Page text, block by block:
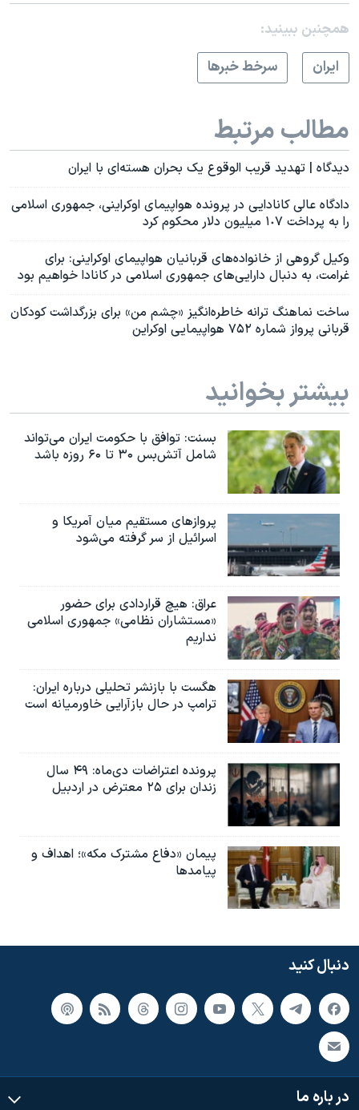
همچنبن ببینید:
ايران
سرخط خبرها
مطالب مرتبط
دیدگاه | تهدید قریب الوقوع یک بحران هسته‌ای با ایران
دادگاه عالی کانادایی در پرونده هواپیمای اوکراینی،‌ جمهوری اسلامی
را به پرداخت ١٠٧ میلیون دلار محکوم کرد
وکیل گروهی از خانواده‌های قربانیان هواپیمای اوکراینی: برای
غرامت، به دنبال دارایی‌های جمهوری اسلامی در کانادا خواهیم بود
ساخت نماهنگ ترانه خاطره‌انگیز «چشم من» برای بزرگداشت کودکان
قربانی پرواز شماره ۷۵۲ هواپیمایی اوکراین
بیشتر بخوانید
بسنت: توافق با حکومت ایران می‌تواند
شامل آتش‌بس ۳۰ تا ۶۰ روزه باشد
پروازهای مستقیم میان آمریکا و
اسرائیل از سر گرفته می‌شود
عراق: هیچ قراردادی برای حضور
«مستشاران نظامی» جمهوری اسلامی
نداریم
هگست با بازنشر تحلیلی درباره ایران:
ترامپ در حال بازآرایی خاورمیانه است
پرونده اعتراضات دی‌ماه: ۴۹ سال
زندان برای ۲۵ معترض در اردبیل
پیمان «دفاع مشترک مکه»؛ اهداف و
پیامدها
دنبال کنید
در باره ما